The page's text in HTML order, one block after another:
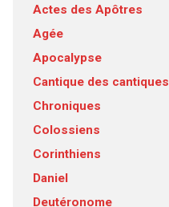
Actes des Apôtres
Agée
Apocalypse
Cantique des cantiques
Chroniques
Colossiens
Corinthiens
Daniel
Deutéronome